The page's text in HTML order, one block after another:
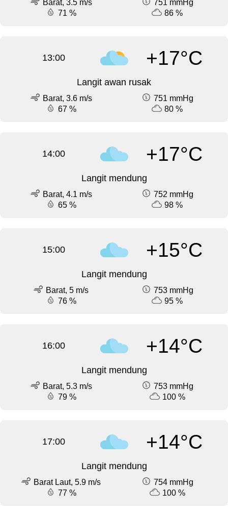
Barat, 3.5 m/s
751 mmHg
71 %
86 %
13:00 +17°C
Langit awan rusak
Barat, 3.6 m/s
751 mmHg
67 %
80 %
14:00 +17°C
Langit mendung
Barat, 4.1 m/s
752 mmHg
65 %
98 %
15:00 +15°C
Langit mendung
Barat, 5 m/s
753 mmHg
76 %
95 %
16:00 +14°C
Langit mendung
Barat, 5.3 m/s
753 mmHg
79 %
100 %
17:00 +14°C
Langit mendung
Barat Laut, 5.9 m/s
754 mmHg
77 %
100 %